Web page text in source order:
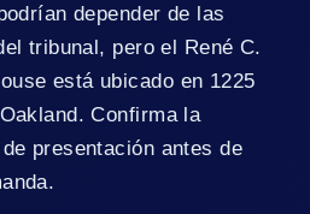
depender de las
tribunal, pero el René C.
está ubicado en 1225
Confirma la
presentación antes de